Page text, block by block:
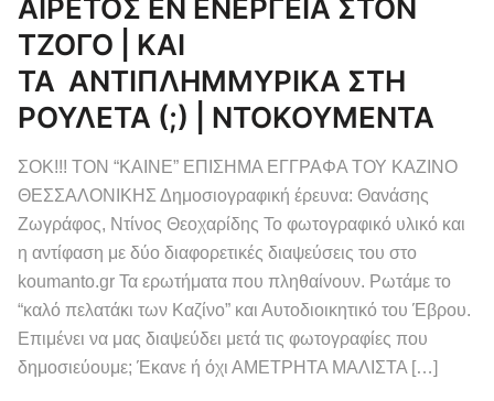
ΑΙΡΕΤΟΣ ΕΝ ΕΝΕΡΓΕΙΑ ΣΤΟΝ
ΤΖΟΓΟ | ΚΑΙ
ΤΑ ΑΝΤΙΠΛΗΜΜΥΡΙΚΑ ΣΤΗ
ΡΟΥΛΕΤΑ (;) | ΝΤΟΚΟΥΜΕΝΤΑ
ΣΟΚ!!! ΤΟΝ “ΚΑΙΝΕ” ΕΠΙΣΗΜΑ ΕΓΓΡΑΦΑ ΤΟΥ ΚΑΖΙΝΟ
ΘΕΣΣΑΛΟΝΙΚΗΣ Δημοσιογραφική έρευνα: Θανάσης
Ζωγράφος, Ντίνος Θεοχαρίδης Το φωτογραφικό υλικό και
η αντίφαση με δύο διαφορετικές διαψεύσεις του στο
koumanto.gr Τα ερωτήματα που πληθαίνουν. Ρωτάμε το
“καλό πελατάκι των Καζίνο” και Αυτοδιοικητικό του Έβρου.
Επιμένει να μας διαψεύδει μετά τις φωτογραφίες που
δημοσιεύουμε; Έκανε ή όχι ΑΜΕΤΡΗΤΑ ΜΑΛΙΣΤΑ […]